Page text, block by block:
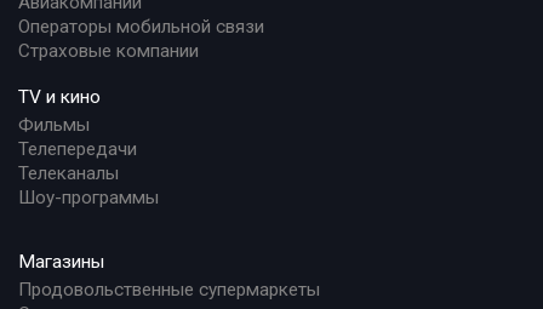
Операторы мобильной связи
Страховые компании
TV и кино
Фильмы
Телепередачи
Телеканалы
Шоу-программы
Магазины
Продовольственные супермаркеты